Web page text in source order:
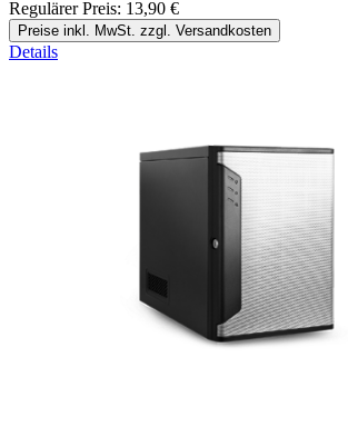
Regulärer Preis: 13,90 €
Preise inkl. MwSt. zzgl. Versandkosten
Details